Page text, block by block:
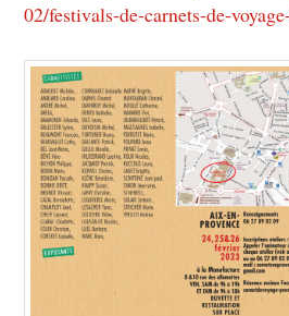
02/festivals-de-carnets-de-